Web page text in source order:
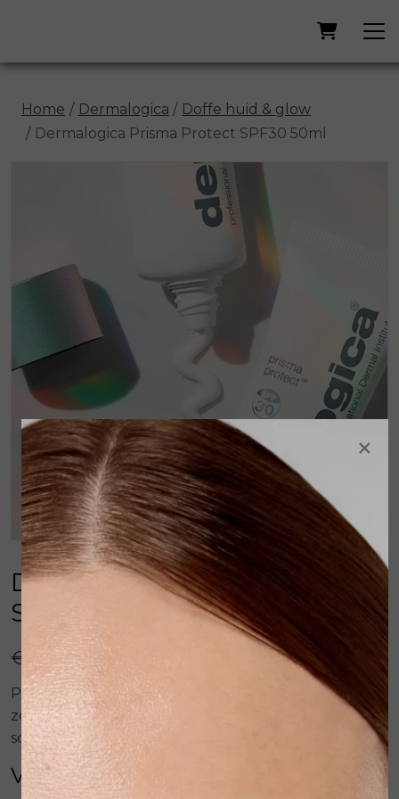
Home Dermalogica
Doffe huid & glow
Dermalogica Prisma Protect SPF30 50ml
Dermalogica Prisma Protect
SPF30 50ml
€ 79,00
Prisma Protect SPF30. Een dagverzorging met
zonbescherming. Optimale bescherming tegen UV
schade, luchtvervuiling en vrije radicalen.
Voor elke huid
×